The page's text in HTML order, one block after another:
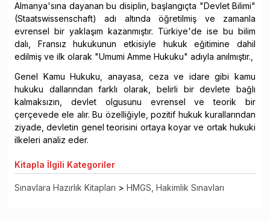
Almanya'sına dayanan bu disiplin, başlangıçta "Devlet Bilimi"
(Staatswissenschaft) adı altında öğretilmiş ve zamanla
evrensel bir yaklaşım kazanmıştır. Türkiye'de ise bu bilim
dalı, Fransız hukukunun etkisiyle hukuk eğitimine dahil
edilmiş ve ilk olarak "Umumi Amme Hukuku" adıyla anılmıştır.,
Genel Kamu Hukuku, anayasa, ceza ve idare gibi kamu
hukuku dallarından farklı olarak, belirli bir devlete bağlı
kalmaksızın, devlet olgusunu evrensel ve teorik bir
çerçevede ele alır. Bu özelliğiyle, pozitif hukuk kurallarından
ziyade, devletin genel teorisini ortaya koyar ve ortak hukuki
ilkeleri analiz eder.
Kitapla İlgili Kategoriler
Sınavlara Hazırlık Kitapları > HMGS, Hakimlik Sınavları